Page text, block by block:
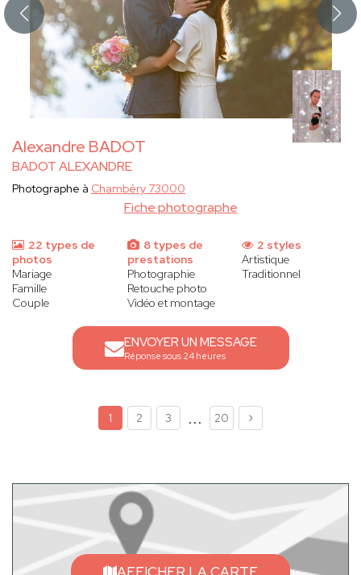
Alexandre BADOT
BADOT ALEXANDRE
Fiche photographe
Photographe à Chambéry 73000
22 types de
photos
Mariage
Famille
Couple
8 types de
prestations
Photographie
Retouche photo
Vidéo et montage
2 styles
Artistique
Traditionnel
ENVOYER UN MESSAGE
Réponse sous 24 heures
1 2 3 ... 20